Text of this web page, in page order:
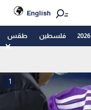
English
فلسطين طقس
1